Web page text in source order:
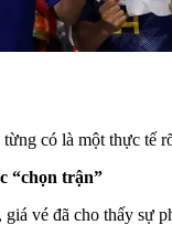
có là một thực tế
“chọn trận”
vé đã cho thấy sự